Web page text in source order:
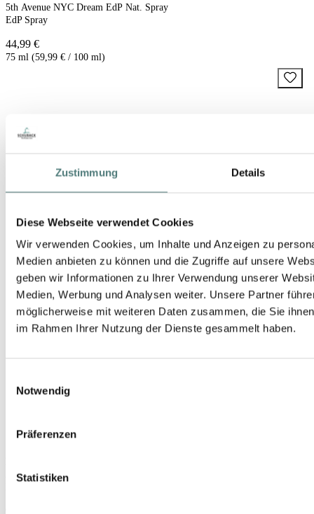
Zustimmung Details
Diese Webseite verwendet Cookies
Wir verwenden Cookies, um Inhalte und Anzeigen zu
Medien anbieten zu können und die Zugriffe auf unsere
geben wir Informationen zu Ihrer Verwendung unserer
Medien, Werbung und Analysen weiter. Unsere Partner
möglicherweise mit weiteren Daten zusammen, die Sie
im Rahmen Ihrer Nutzung der Dienste gesammelt haben.
Notwendig
Präferenzen
Statistiken
5th Avenue NYC Dream EdP Nat. Spray
EdP Spray
44,99 €
75 ml (59,99 € / 100 ml)
Advanced Ceramide Lift & Firm Night Cream